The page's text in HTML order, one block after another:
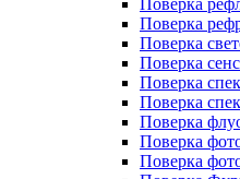
Поверка
Поверка
Поверка
Поверка
Поверка
Поверка
Поверка
Поверка
Поверка